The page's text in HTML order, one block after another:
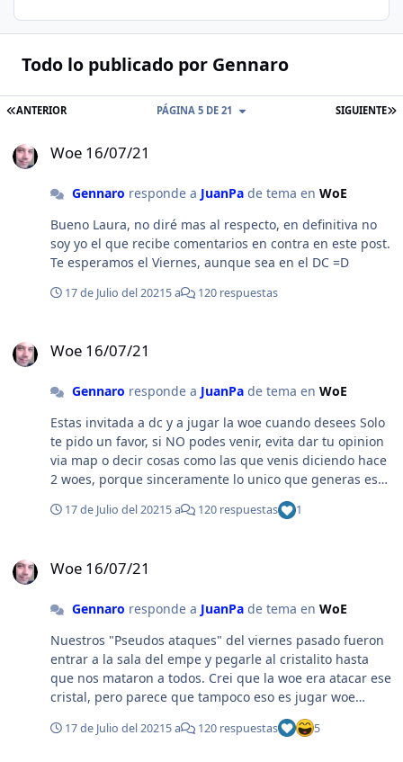
Todo lo publicado por Gennaro
ANTERIOR SIGUIENTE
PÁGINA 5 DE 21
Woe 16/07/21
Gennaro responde a JuanPade tema en WoE
Bueno Laura, no diré mas al respecto, en definitiva no
soy yo el que recibe comentarios en contra en este post.
Te esperamos el Viernes, aunque sea en el DC =D
17 de Julio del 20215 a 120 respuestas
Woe 16/07/21
Gennaro responde a JuanPade tema en WoE
Estas invitada a dc y a jugar la woe cuando desees Solo
te pido un favor, si NO podes venir, evita dar tu opinion
via map o decir cosas como las que venis diciendo hace
2 woes, porque sinceramente lo unico que generas es
molestias. Te lo digo en buena onda y con todo el
respeto que mereces como persona. Espero tu
17 de Julio del 20215 a 120 respuestas 1
Woe 16/07/21
Gennaro responde a JuanPade tema en WoE
Nuestros "Pseudos ataques" del viernes pasado fueron
entrar a la sala del empe y pegarle al cristalito hasta
que nos mataron a todos. Crei que la woe era atacar ese
cristal, pero parece que tampoco eso es jugar woe
hacer Grim Reaper para satisfacer a la GM Lotus para
17 de Julio del 20215 a 120 respuestas 5